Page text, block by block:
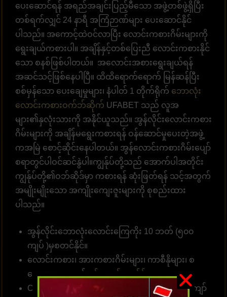
ပေးဆောင်ရန် အရည်အချင်းပြည့်မီသော အဖွဲ့တစ်ဖွဲ့ရှိပြီး
တစ်ရက်လျှင် 24 နာရီ အကြံဉာဏ်များ ပေးဆောင်နိုင်
ပါသည်။ အကောင့်ထဲဝင်လာပြီး လောင်းကစားဂိမ်းများကို
ရွေးချယ်ကစားပါ။ အချိန်နှင့်တစ်ပြေးညီ လောင်းကစားနိုင်
သော စနစ်ဖြစ်ပါတယ်။ အလောင်းအစားရွေးချယ်ရန်
အဆင်သင့်ဖြစ်နေပါပြီ။ ထိထိရောက်ရောက် မြန်ဆန်ပြီး
စစ်မှန်သော ပေးချေမှုများ၊ နံပါတ် 1 တိုက်ရိုက် ဘောလုံး
လောင်းကစားဝက်ဘ်ဆိုက် UFABET သည် လူအ
များ၏နှလုံးသားကို အနိုင်ယူသည်။ အွန်လိုင်းလောင်းကစား
ဂိမ်းများကို အချိန်မရွေးကစားရန် ဝန်ဆောင်မှုပေးတဲ့အဖွဲ့
ကအမြဲ စောင့်ဆိုင်းနေပါတယ်။ အွန်လောင်းကစားဂိမ်းပျော်
စရာတွင်ပါဝင်ဆင်နွဲပါ။ကျွန်ုပ်တို့သည် အောက်ပါအတိုင်း
ကျွန်ုပ်တို့၏ဝဘ်ဆိုဒ်မှာ ကစားရန် ဆုံးဖြတ်ရန် သင့်အတွက်
အမျိုးမျိုးသော အကျိုးကျေးဇူးများကို စုစည်းထား
ပါသည်။
အွန်လိုင်းဘောလုံးလောင်းကြေကိုး 10 ဘတ် (၅၀၀
ကျပ် )မှစတင်နိုင်။
လောင်းကစား၊ အားကစားဂိမ်းများ၊ ကာစီနိုများ၊ စ
လော့များအတွက်
ဝန်ဆောင်မှုလင့်ခ်
Customer တစ်ဦးတည်းသည် ဂိမ်းပေါင်း 1၀00 ကျော်